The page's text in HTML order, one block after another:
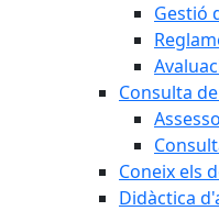
Gestió
Consulta
Coneix els
Didàctica